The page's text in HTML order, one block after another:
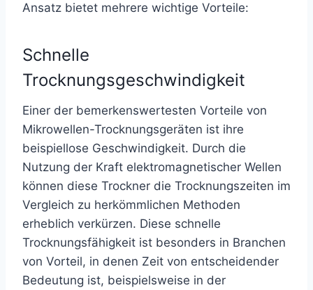
Ansatz bietet mehrere wichtige Vorteile:
Schnelle
Trocknungsgeschwindigkeit
Einer der bemerkenswertesten Vorteile von
Mikrowellen-Trocknungsgeräten ist ihre
beispiellose Geschwindigkeit. Durch die
Nutzung der Kraft elektromagnetischer Wellen
können diese Trockner die Trocknungszeiten im
Vergleich zu herkömmlichen Methoden
erheblich verkürzen. Diese schnelle
Trocknungsfähigkeit ist besonders in Branchen
von Vorteil, in denen Zeit von entscheidender
Bedeutung ist, beispielsweise in der